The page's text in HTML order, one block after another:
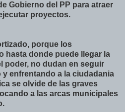
Gobierno del PP para atraer
proyectos.
porque los
hasta donde puede llegar la
poder, no dudan en seguir
enfrentando a la ciudadania
se olvide de las graves
a las arcas municipales